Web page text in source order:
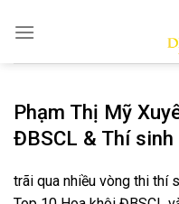
qua
Phạm Thị Mỹ
ĐBSCL & Thí
trãi qua nhiều vòng thi thí